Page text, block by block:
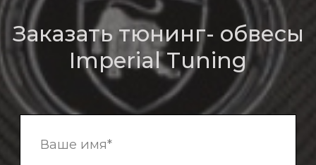
Bentley
Porsche
Кованые диски
Обвесы